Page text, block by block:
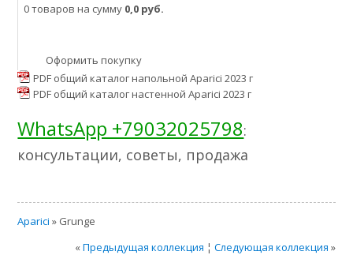
0 товаров на сумму 0,0 руб.
Оформить покупку
PDF общий каталог напольной Aparici 2023 г
PDF общий каталог настенной Aparici 2023 г
WhatsApp +79032025798:
консультации, советы, продажа
Aparici » Grunge
«Предыдущая коллекция ¦ Следующая коллекция »